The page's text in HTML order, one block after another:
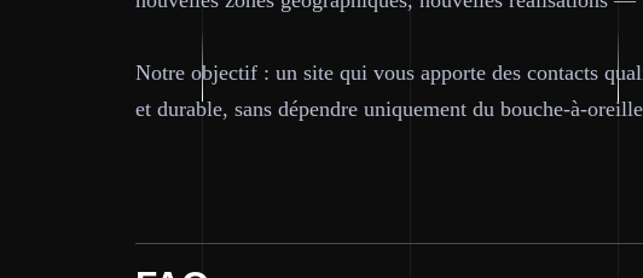
Notre objectif : un site qui vous apporte des contacts
et durable, sans dépendre uniquement du bouche-à-